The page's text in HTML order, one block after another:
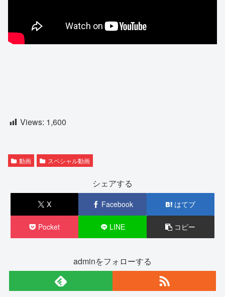
Views: 1,600
動画 スペシャル動画
シェアする
X Facebook はてブ
Pocket LINE コピー
adminをフォローする